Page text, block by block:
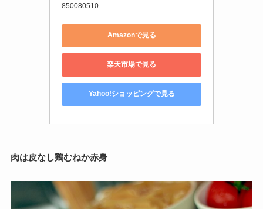
850080510
Amazonで見る
楽天市場で見る
Yahoo!ショッピングで見る
肉は皮なし鶏むねか赤身